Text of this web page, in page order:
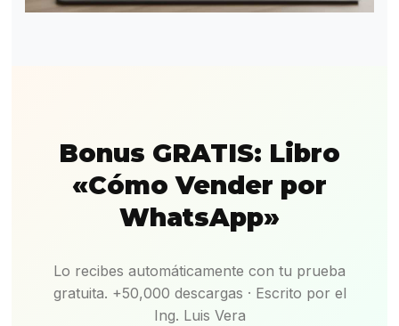
Bonus GRATIS: Libro
«Cómo Vender por
WhatsApp»
Lo recibes automáticamente con tu prueba
gratuita. +50,000 descargas · Escrito por el
Ing. Luis Vera